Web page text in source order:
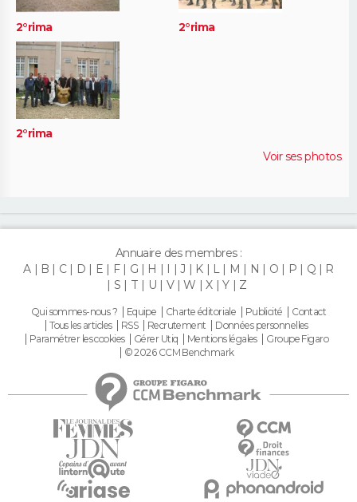
2°rima 2°rima
2°rima
Voir ses photos
Annuaire des membres :
A
B C D E F G H I J K L M N O P Q
R
S
T U V W X Y Z
Qui sommes-nous ? Equipe Charte éditoriale Publicité
Contact
Tous les articles
RSS Recrutement
Données personnelles
Paramétrer les cookies
Gérer Utiq Mentions légales
Groupe Figaro
© 2026 CCM Benchmark